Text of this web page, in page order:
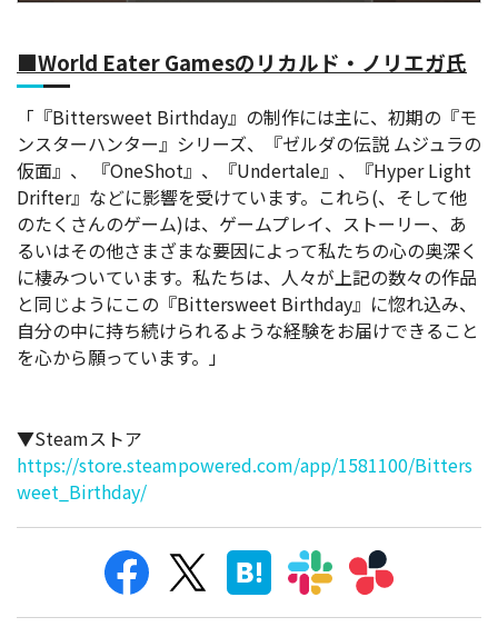
■World Eater Gamesのリカルド・ノリエガ氏
「『Bittersweet Birthday』の制作には主に、初期の『モ
ンスターハンター』シリーズ、『ゼルダの伝説 ムジュラの
仮面』、 『OneShot』、『Undertale』、『Hyper Light
Drifter』などに影響を受けています。これら(、そして他
のたくさんのゲーム)は、ゲームプレイ、ストーリー、あ
るいはその他さまざまな要因によって私たちの心の奥深く
に棲みついています。私たちは、人々が上記の数々の作品
と同じようにこの『Bittersweet Birthday』に惚れ込み、
自分の中に持ち続けられるような経験をお届けできること
を心から願っています。」
▼Steamストア
https://store.steampowered.com/app/1581100/Bitters
weet_Birthday/